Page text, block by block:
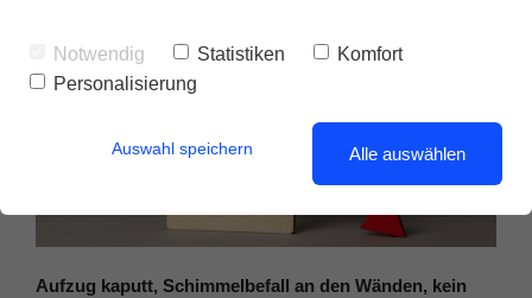
Aufzug kaputt, Schimmelbefall an den Wänden, kein
Notwendig Statistiken
Komfort
Personalisierung
Auswahl speichern Alle auswählen